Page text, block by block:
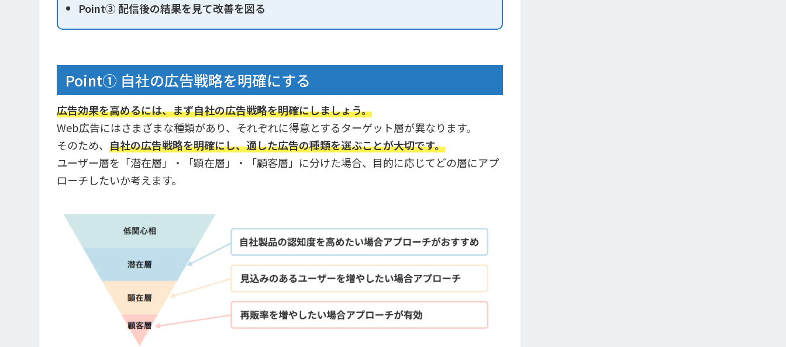
Point③ 配信後の結果を見て改善を図る
Point① 自社の広告戦略を明確にする
広告効果を高めるには、まず自社の広告戦略を明確にしましょう。
Web広告にはさまざまな種類があり、それぞれに得意とするターゲット層が異なります。
そのため、自社の広告戦略を明確にし、適した広告の種類を選ぶことが大切です。
ユーザー層を「潜在層」・「顕在層」・「顧客層」に分けた場合、目的に応じてどの層にアプ
ローチしたいか考えます。